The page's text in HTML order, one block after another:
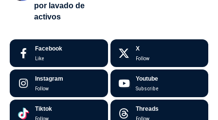
por lavado de
activos
Facebook
Like
X
Follow
Instagram
Follow
Youtube
Subscribe
Tiktok
Follow
Threads
Follow